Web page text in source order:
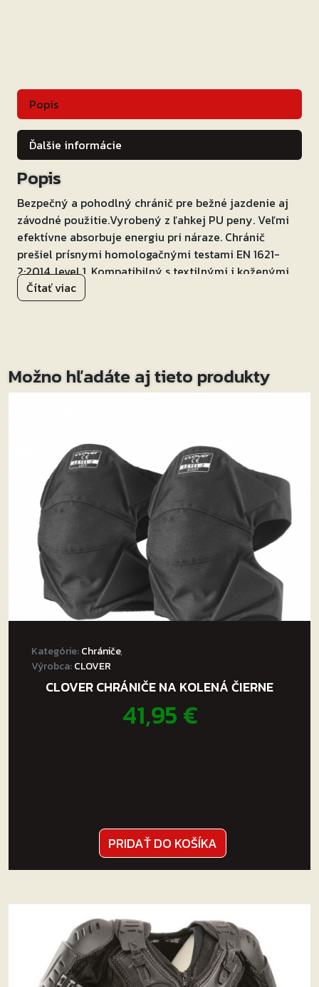
Popis
Ďalšie informácie
Popis
Bezpečný a pohodlný chránič pre bežné jazdenie aj
závodné použitie.Vyrobený z ľahkej PU peny. Veľmi
efektívne absorbuje energiu pri náraze. Chránič
prešiel prísnymi homologačnými testami EN 1621-
2:2014, level 1. Kompatibilný s textilnými i koženými
odevmi. Univerzálna veľkosť.rozmery:S – 250 x 390
mmM – 260 x 420 mm
Čítať viac
Možno hľadáte aj tieto produkty
Kategórie:Chrániče,
Výrobca:CLOVER
CLOVER CHRÁNIČE NA KOLENÁ ČIERNE
41,95€
PRIDAŤ DO KOŠÍKA